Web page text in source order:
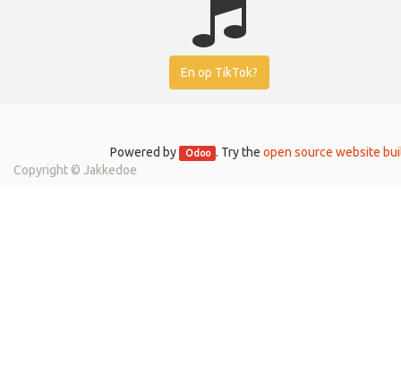
En op TikTok?
Powered by Odoo . Try the open source website
Copyright © Jakkedoe